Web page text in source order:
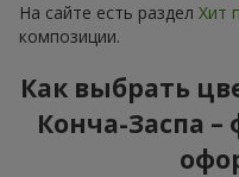
На сайте есть раздел Хит
композиции.
Как выбрать
Конча-Заспа